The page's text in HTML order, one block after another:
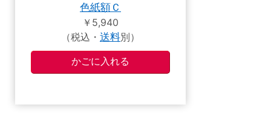
色紙額Ｃ
￥5,940
（税込・ 送料別）